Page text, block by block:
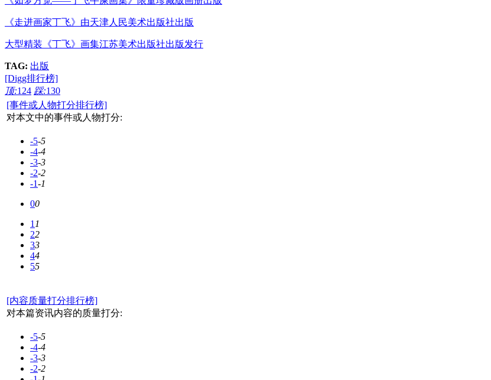
《走进画家丁飞》由天津人民美术出版社出版
大型精装《丁飞》画集江苏美术出版社出版发行
TAG: 出版
[Digg排行榜]
顶:124 踩:130
[事件或人物打分排行榜]
对本文中的事件或人物打分:
-5-5
-4-4
-3-3
-2-2
-1-1
00
11
22
33
44
55
[内容质量打分排行榜]
对本篇资讯内容的质量打分:
-5-5
-4-4
-3-3
-2-2